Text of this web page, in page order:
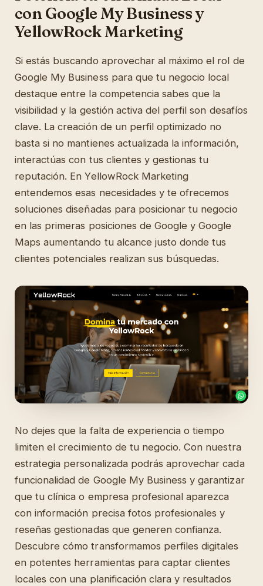
con Google My Business y
YellowRock Marketing
Si estás buscando aprovechar al máximo el rol de
Google My Business para que tu negocio local
destaque entre la competencia sabes que la
visibilidad y la gestión activa del perfil son desafíos
clave. La creación de un perfil optimizado no
basta si no mantienes actualizada la información,
interactúas con tus clientes y gestionas tu
reputación. En YellowRock Marketing
entendemos esas necesidades y te ofrecemos
soluciones diseñadas para posicionar tu negocio
en las primeras posiciones de Google y Google
Maps aumentando tu alcance justo donde tus
clientes potenciales realizan sus búsquedas.
No dejes que la falta de experiencia o tiempo
limiten el crecimiento de tu negocio. Con nuestra
estrategia personalizada podrás aprovechar cada
funcionalidad de Google My Business y garantizar
que tu clínica o empresa profesional aparezca
con información precisa fotos profesionales y
reseñas gestionadas que generen confianza.
Descubre cómo transformamos perfiles digitales
en potentes herramientas para captar clientes
locales con una planificación clara y resultados